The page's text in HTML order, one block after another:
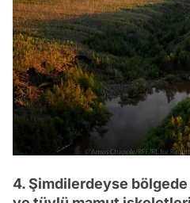
4. Şimdilerdeyse bölgede